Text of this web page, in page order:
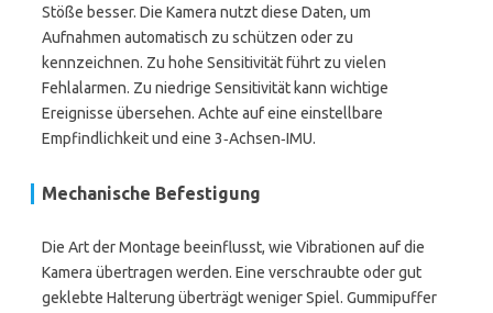
Stöße besser. Die Kamera nutzt diese Daten, um
Aufnahmen automatisch zu schützen oder zu
kennzeichnen. Zu hohe Sensitivität führt zu vielen
Fehlalarmen. Zu niedrige Sensitivität kann wichtige
Ereignisse übersehen. Achte auf eine einstellbare
Empfindlichkeit und eine 3‑Achsen‑IMU.
Mechanische Befestigung
Die Art der Montage beeinflusst, wie Vibrationen auf die
Kamera übertragen werden. Eine verschraubte oder gut
geklebte Halterung überträgt weniger Spiel. Gummipuffer